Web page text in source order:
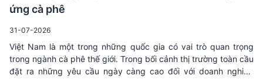
ứng cà phê
31-07-2026
Việt Nam là một trong những quốc gia có vai trò quan trọng
trong ngành cà phê thế giới. Trong bối cảnh thị trường toàn cầu
đặt ra những yêu cầu ngày càng cao đối với doanh nghiệp